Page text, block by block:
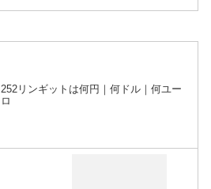
252リンギットは何円｜何ドル｜何ユー
ロ